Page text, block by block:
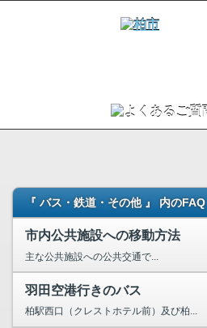
『 バス・鉄道・その他 』 内のFAQ
市内公共施設への移動方法
主な公共施設への公共交通で...
羽田空港行きのバス
柏駅西口（クレストホテル前）及び柏...